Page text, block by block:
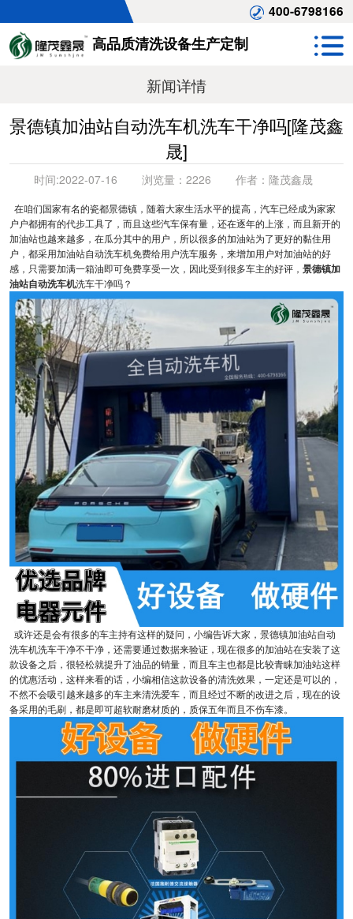
400-6798166
高品质清洗设备生产定制
新闻详情
景德镇加油站自动洗车机洗车干净吗[隆茂鑫
晟]
时间:2022-07-16 浏览量： 2226 作者： 隆茂鑫晟
在咱们国家有名的瓷都景德镇，随着大家生活水平的提高，汽车已经成为家家
户户都拥有的代步工具了，而且这些汽车保有量，还在逐年的上涨，而且新开的
加油站也越来越多，在瓜分其中的用户，所以很多的加油站为了更好的黏住用
户，都采用加油站自动洗车机免费给用户洗车服务，来增加用户对加油站的好
感，只需要加满一箱油即可免费享受一次，因此受到很多车主的好评， 景德镇加
油站自动洗车机洗车干净吗？
或许还是会有很多的车主持有这样的疑问，小编告诉大家，景德镇加油站自动
洗车机洗车干净不干净，还需要通过数据来验证，现在很多的加油站在安装了这
款设备之后，很轻松就提升了油品的销量，而且车主也都是比较青睐加油站这样
的优惠活动，这样来看的话，小编相信这款设备的清洗效果，一定还是可以的，
不然不会吸引越来越多的车主来清洗爱车，而且经过不断的改进之后，现在的设
备采用的毛刷，都是即可超软耐磨材质的，质保五年而且不伤车漆。